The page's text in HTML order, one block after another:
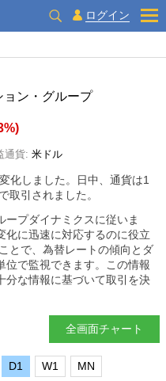
ログイン
ョン・グループ
)
通貨: 米ドル
変化しました。日中、通貨は1
取引されました。
ープダイナミクスに従いま
化に迅速に対応するのに役立
とで、為替レートの傾向とダ
位で監視できます。この情報
分な情報に基づいて取引を決
全画面チャート
D1 W1 MN